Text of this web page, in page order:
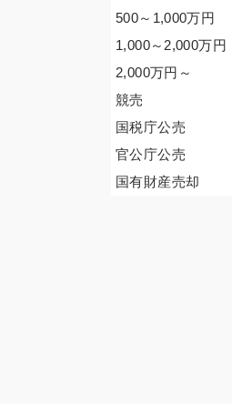
500～1,000万円
1,000～2,000万円
2,000万円 ～
競売
国税庁公売
官公庁公売
国有財産売却